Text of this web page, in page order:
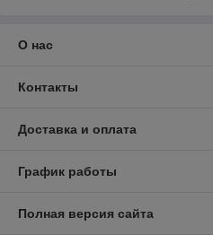
О нас
Контакты
Доставка и оплата
График работы
Полная версия сайта